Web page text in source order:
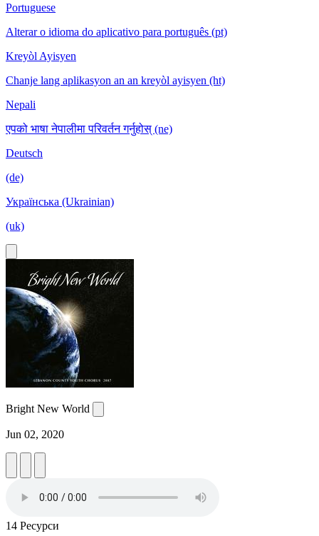
Portuguese
Alterar o idioma do aplicativo para português (pt)
Kreyòl Ayisyen
Chanje lang aplikasyon an an kreyòl ayisyen (ht)
Nepali
एपको भाषा नेपालीमा परिवर्तन गर्नुहोस् (ne)
Deutsch
(de)
Українська (Ukrainian)
(uk)
Bright New World
Jun 02, 2020
14 Ресурси